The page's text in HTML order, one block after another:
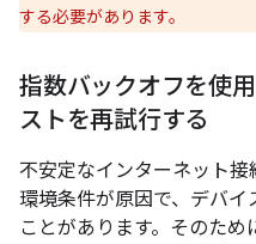
する必要があります。
指数バックオフを使
ストを再試行する
不安定なインターネット
環境条件が原因で、デバ
ことがあります。そのた